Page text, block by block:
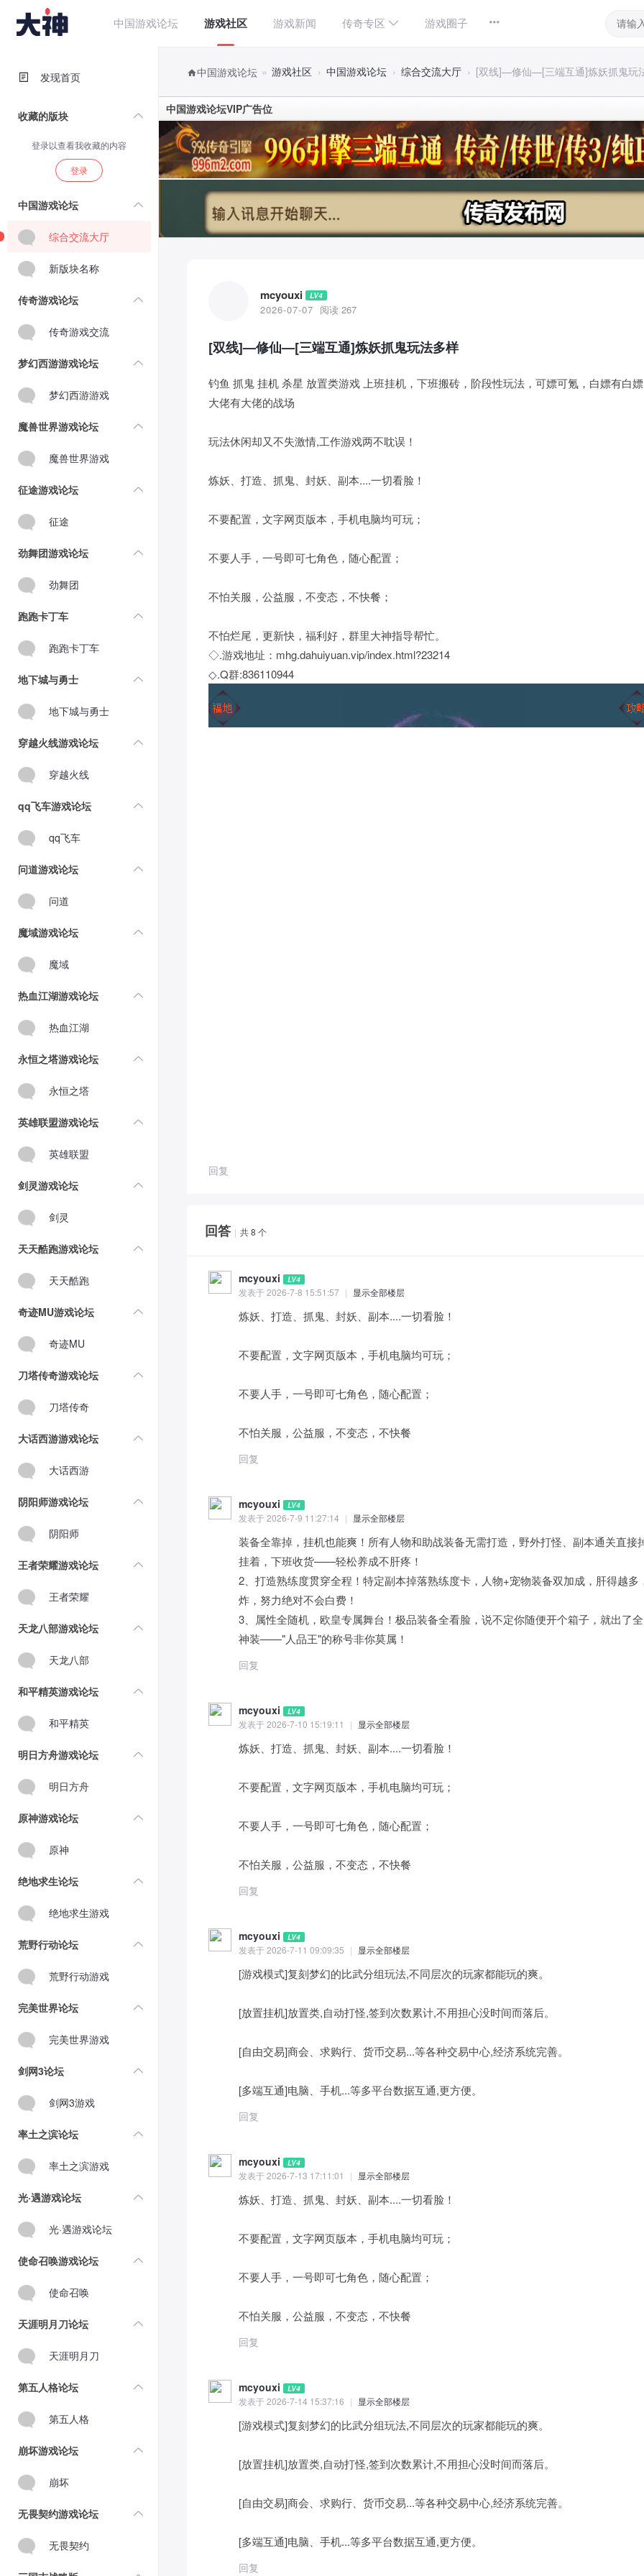
中国游戏论坛 游戏社区 游戏新闻 传奇专区 游戏圈子
中国游戏论坛 » 游戏社区 › 中国游戏论坛 › 综合交流大厅 › [双线]—修仙—[三端互通]炼妖抓鬼玩
中国游戏论坛VIP广告位
发现首页
收藏的版块
登录以查看我收藏的内容
登录
中国游戏论坛
综合交流大厅
新版块名称
传奇游戏论坛
传奇游戏交流
梦幻西游游戏论坛
梦幻西游游戏
魔兽世界游戏论坛
魔兽世界游戏
征途游戏论坛
征途
劲舞团游戏论坛
劲舞团
跑跑卡丁车
跑跑卡丁车
地下城与勇士
地下城与勇士
穿越火线游戏论坛
穿越火线
qq飞车游戏论坛
qq飞车
问道游戏论坛
问道
魔域游戏论坛
魔域
热血江湖游戏论坛
热血江湖
永恒之塔游戏论坛
永恒之塔
英雄联盟游戏论坛
英雄联盟
剑灵游戏论坛
剑灵
天天酷跑游戏论坛
天天酷跑
奇迹MU游戏论坛
奇迹MU
刀塔传奇游戏论坛
刀塔传奇
大话西游游戏论坛
大话西游
阴阳师游戏论坛
阴阳师
王者荣耀游戏论坛
王者荣耀
天龙八部游戏论坛
天龙八部
和平精英游戏论坛
和平精英
明日方舟游戏论坛
明日方舟
原神游戏论坛
原神
绝地求生论坛
绝地求生游戏
荒野行动论坛
荒野行动游戏
完美世界论坛
完美世界游戏
剑网3论坛
剑网3游戏
率土之滨论坛
率土之滨游戏
光·遇游戏论坛
光·遇游戏论坛
使命召唤游戏论坛
使命召唤
天涯明月刀论坛
天涯明月刀
第五人格论坛
第五人格
崩坏游戏论坛
崩坏
无畏契约游戏论坛
无畏契约
mcyouxi LV4
2026-07-07 阅读 267
[双线]—修仙—[三端互通]炼妖抓鬼玩法多样
钓鱼 抓鬼 挂机 杀星 放置类游戏 上班挂机，下班搬砖，阶段性玩法，可嫖可氪，白嫖有白
大佬有大佬的战场
玩法休闲却又不失激情,工作游戏两不耽误！
炼妖、打造、抓鬼、封妖、副本....一切看脸！
不要配置，文字网页版本，手机电脑均可玩；
不要人手，一号即可七角色，随心配置；
不怕关服，公益服，不变态，不快餐；
不怕烂尾，更新快，福利好，群里大神指导帮忙。
◇.游戏地址：mhg.dahuiyuan.vip/index.html?23214
◇.Q群:836110944
回复
回答 | 共 8 个
mcyouxi LV4
发表于 2026-7-8 15:51:57 | 显示全部楼层
炼妖、打造、抓鬼、封妖、副本....一切看脸！
不要配置，文字网页版本，手机电脑均可玩；
不要人手，一号即可七角色，随心配置；
不怕关服，公益服，不变态，不快餐
回复
mcyouxi LV4
发表于 2026-7-9 11:27:14 | 显示全部楼层
装备全靠掉，挂机也能爽！所有人物和助战装备无需打造，野外打怪、副本通关直接
挂着，下班收货——轻松养成不肝疼！
2、打造熟练度贯穿全程！特定副本掉落熟练度卡，人物+宠物装备双加成，肝得越多
炸，努力绝对不会白费！
3、属性全随机，欧皇专属舞台！极品装备全看脸，说不定你随便开个箱子，就出了
神装——"人品王"的称号非你莫属！
回复
mcyouxi LV4
发表于 2026-7-10 15:19:11 | 显示全部楼层
炼妖、打造、抓鬼、封妖、副本....一切看脸！
不要配置，文字网页版本，手机电脑均可玩；
不要人手，一号即可七角色，随心配置；
不怕关服，公益服，不变态，不快餐
回复
mcyouxi LV4
发表于 2026-7-11 09:09:35 | 显示全部楼层
[游戏模式]复刻梦幻的比武分组玩法,不同层次的玩家都能玩的爽。
[放置挂机]放置类,自动打怪,签到次数累计,不用担心没时间而落后。
[自由交易]商会、求购行、货币交易...等各种交易中心,经济系统完善。
[多端互通]电脑、手机...等多平台数据互通,更方便。
回复
mcyouxi LV4
发表于 2026-7-13 17:11:01 | 显示全部楼层
炼妖、打造、抓鬼、封妖、副本....一切看脸！
不要配置，文字网页版本，手机电脑均可玩；
不要人手，一号即可七角色，随心配置；
不怕关服，公益服，不变态，不快餐
回复
mcyouxi LV4
发表于 2026-7-14 15:37:16 | 显示全部楼层
[游戏模式]复刻梦幻的比武分组玩法,不同层次的玩家都能玩的爽。
[放置挂机]放置类,自动打怪,签到次数累计,不用担心没时间而落后。
[自由交易]商会、求购行、货币交易...等各种交易中心,经济系统完善。
[多端互通]电脑、手机...等多平台数据互通,更方便。
回复